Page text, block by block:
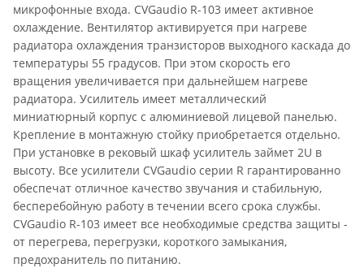
микрофонные входа. CVGaudio R-103 имеет активное
охлаждение. Вентилятор активируется при нагреве
радиатора охлаждения транзисторов выходного каскада до
температуры 55 градусов. При этом скорость его
вращения увеличивается при дальнейшем нагреве
радиатора. Усилитель имеет металлический
миниатюрный корпус с алюминиевой лицевой панелью.
Крепление в монтажную стойку приобретается отдельно.
При установке в рековый шкаф усилитель займет 2U в
высоту. Все усилители CVGaudio серии R гарантированно
обеспечат отличное качество звучания и стабильную,
бесперебойную работу в течении всего срока службы.
CVGaudio R-103 имеет все необходимые средства защиты -
от перегрева, перегрузки, короткого замыкания,
предохранитель по питанию.